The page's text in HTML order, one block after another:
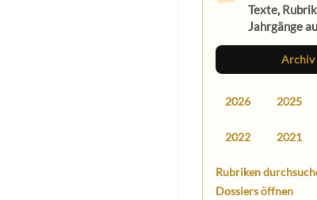
Texte,
Jahrgänge
Archiv
2026 2025
2022 2021
Rubriken
Dossiers öffnen